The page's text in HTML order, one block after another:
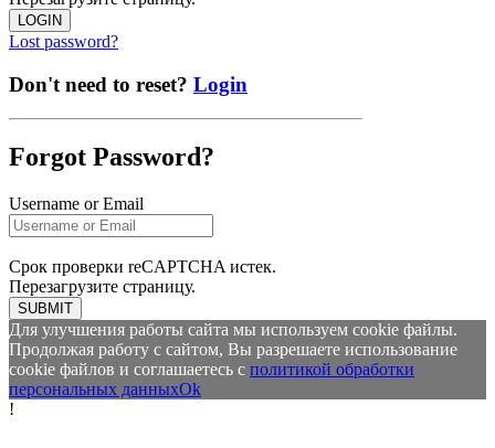
LOGIN
Lost password?
Don't need to reset? Login
Forgot Password?
Username or Email
Срок проверки reCAPTCHA истек.
Перезагрузите страницу.
SUBMIT
Для улучшения работы сайта мы используем cookie файлы.
Продолжая работу с сайтом, Вы разрешаете использование
cookie файлов и соглашаетесь с политикой обработки
персональных данныхOk
!